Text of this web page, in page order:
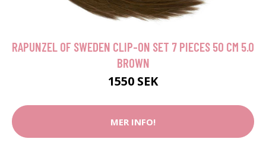
RAPUNZEL OF SWEDEN CLIP-ON SET 7 PIECES 50 CM 5.0
BROWN
1550 SEK
MER INFO!